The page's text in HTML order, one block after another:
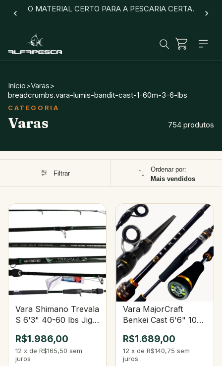
O MATERIAL CERTO PARA A PESCARIA CERTA.
Início>Varas>
breadcrumbs.vara-lumis-bandit-cast-1-60m-3-6-lbs
Varas 754 produtos
Filtrar
Ordenar por:
Mais vendidos
Vara Shimano Trevala
S 6'3" 40-60 lbs Jig
R$1.986,00
12 x de R$165,50 sem
juros
Vara MajorCraft
Benkei Cast 6'6" 10-
R$1.689,00
12 x de R$140,75 sem
juros